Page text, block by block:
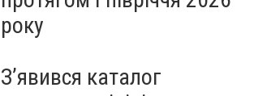
року
З’явився каталог